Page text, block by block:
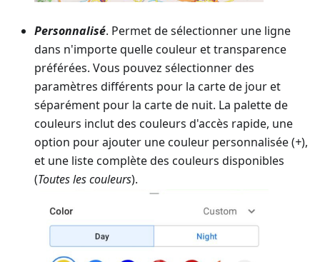
Personnalisé. Permet de sélectionner une ligne
dans n'importe quelle couleur et transparence
préférées. Vous pouvez sélectionner des
paramètres différents pour la carte de jour et
séparément pour la carte de nuit. La palette de
couleurs inclut des couleurs d'accès rapide, une
option pour ajouter une couleur personnalisée (+),
et une liste complète des couleurs disponibles
(Toutes les couleurs).